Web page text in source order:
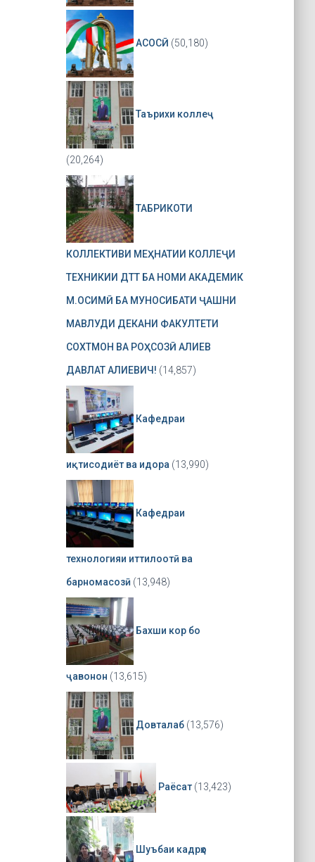
АСОСӢ (50,180)
Таърихи коллеҷ
(20,264)
ТАБРИКОТИ
КОЛЛЕКТИВИ МЕҲНАТИИ КОЛЛЕҶИ
ТЕХНИКИИ ДТТ БА НОМИ АКАДЕМИК
М.ОСИМӢ БА МУНОСИБАТИ ҶАШНИ
МАВЛУДИ ДЕКАНИ ФАКУЛТЕТИ
СОХТМОН ВА РОҲСОЗӢ АЛИЕВ
ДАВЛАТ АЛИЕВИЧ! (14,857)
Кафедраи
иқтисодиёт ва идора (13,990)
Кафедраи
технологияи иттилоотӣ ва
барномасозӣ (13,948)
Бахши кор бо
ҷавонон (13,615)
Довталаб (13,576)
Раёсат (13,423)
Шуъбаи кадрҳо